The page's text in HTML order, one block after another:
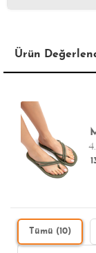
Ürün
Tümü (10)